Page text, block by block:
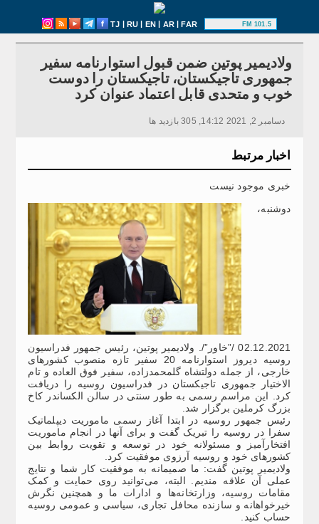
TJ | RU | EN | AR|FAR 101.5 FM
ولادیمیر پوتین ضمن قبول استوارنامه سفیر
جمهوری تاجیکستان، تاجیکستان را دوست
خوب و متحدی قابل اعتماد عنوان کرد
دسامبر 2, 2021 14:12, 305 بازدید ها
اخبار مرتبط
خبری موجود نیست
دوشنبه،
02.12.2021 /”خاور”/. ولادیمیر پوتین، رئیس جمهور فدراسیون
روسیه دیروز استوارنامه 20 سفیر تازه منصوب کشورهای
خارجی، از جمله دولتشاه گلمحمدزاده، سفیر فوق العاده و تام
الاختیار جمهوری تاجیکستان در فدراسیون روسیه را دریافت
کرد. این مراسم رسمی به طور سنتی در سالن الکساندر کاخ
بزرگ کرملین برگزار شد.
رئیس جمهور روسیه در ابتدا آغاز رسمی ماموریت دیپلماتیک
سفرا در روسیه را تبریک گفت و برای آنها در انجام ماموریت
افتخارآمیز و مسئولانه خود در توسعه و تقویت روابط بین
کشورهای خود و روسیه آرزوی موفقیت کرد.
ولادیمیر پوتین گفت: ما صمیمانه به موفقیت کار شما و نتایج
عملی آن علاقه مندیم. البته، می‌توانید روی حمایت و کمک
مقامات روسیه، وزارتخانه‌ها و ادارات ما و همچنین نگرش
خیرخواهانه و سازنده محافل تجاری، سیاسی و عمومی روسیه
حساب کنید.